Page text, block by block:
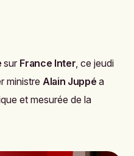
sur France Inter, ce jeudi
ministre Alain Juppé a
et mesurée de la